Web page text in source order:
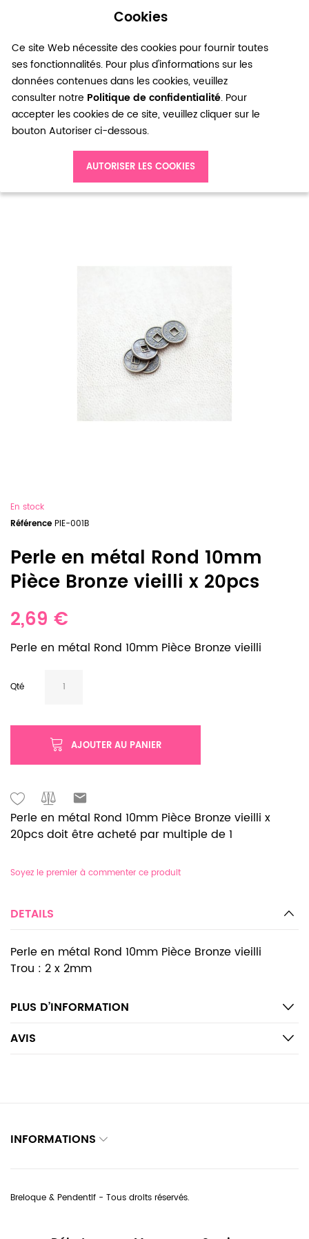
Cookies
Ce site Web nécessite des cookies pour fournir toutes
ses fonctionnalités. Pour plus d'informations sur les
données contenues dans les cookies, veuillez
consulter notre Politique de confidentialité. Pour
accepter les cookies de ce site, veuillez cliquer sur le
bouton Autoriser ci-dessous.
AUTORISER LES COOKIES
0
Perle en métal Rond 10mm Pièce Bronze vieilli x 20pcs
En stock
Référence PIE-001B
Perle en métal Rond 10mm
Pièce Bronze vieilli x 20pcs
2,69 €
Perle en métal Rond 10mm Pièce Bronze vieilli
Qté
AJOUTER AU PANIER
Perle en métal Rond 10mm Pièce Bronze vieilli x
20pcs doit être acheté par multiple de 1
Soyez le premier à commenter ce produit
DETAILS
Perle en métal Rond 10mm Pièce Bronze vieilli
Trou : 2 x 2mm
PLUS D’INFORMATION
AVIS
INFORMATIONS
Breloque & Pendentif - Tous droits réservés.